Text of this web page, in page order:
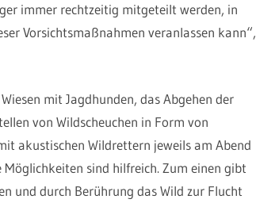
immer rechtzeitig mitgeteilt werden, in
Vorsichtsmaßnahmen veranlassen kann“,
mit Jagdhunden, das Abgehen der
von Wildscheuchen in Form von
akustischen Wildrettern jeweils am Abend
sind hilfreich. Zum einen gibt
und durch Berührung das Wild zur Flucht